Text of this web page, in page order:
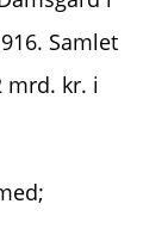
Samlet
mrd. kr. i